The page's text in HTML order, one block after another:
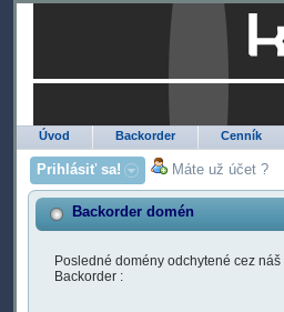
Úvod Backorder Cenník
Prihlásiť sa! Máte už účet ?
Backorder domén
Posledné domény odchytené cez náš
Backorder :